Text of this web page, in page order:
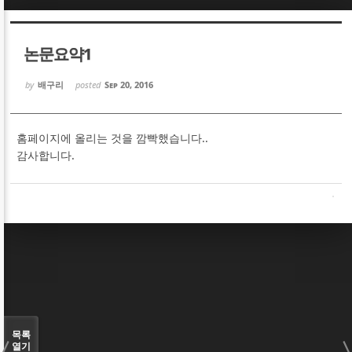
논문요약1
by 배구리 posted Sep 20, 2016
홈페이지에 올리는 것을 깜빡했습니다..
감사합니다.
목록
열기
Sketchbook5, 스케치북5
Sketchbook5, 스케치북5
Sketchbook5, 스케치북5
Sketchbook5, 스케치북5